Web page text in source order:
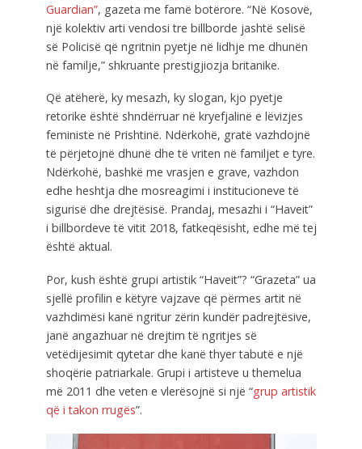
Guardian”, gazeta me famë botërore. “Në Kosovë,
një kolektiv arti vendosi tre billborde jashtë selisë
së Policisë që ngritnin pyetje në lidhje me dhunën
në familje,” shkruante prestigjiozja britanike.
Që atëherë, ky mesazh, ky slogan, kjo pyetje
retorike është shndërruar në kryefjalinë e lëvizjes
feministe në Prishtinë. Ndërkohë, gratë vazhdojnë
të përjetojnë dhunë dhe të vriten në familjet e tyre.
Ndërkohë, bashkë me vrasjen e grave, vazhdon
edhe heshtja dhe mosreagimi i institucioneve të
sigurisë dhe drejtësisë. Prandaj, mesazhi i “Haveit”
i billbordeve të vitit 2018, fatkeqësisht, edhe më tej
është aktual.
Por, kush është grupi artistik “Haveit”? “Grazeta” ua
sjellë profilin e këtyre vajzave që përmes artit në
vazhdimësi kanë ngritur zërin kundër padrejtësive,
janë angazhuar në drejtim të ngritjes së
vetëdijesimit qytetar dhe kanë thyer tabutë e një
shoqërie patriarkale. Grupi i artisteve u themelua
më 2011 dhe veten e vlerësojnë si një “grup artistik
që i takon rrugës”.